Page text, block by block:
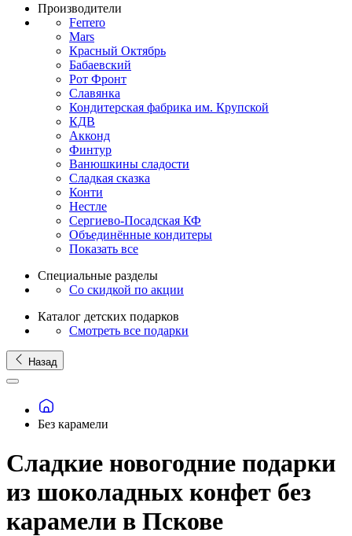
Производители
Ferrero
Mars
Красный Октябрь
Бабаевский
Рот Фронт
Славянка
Кондитерская фабрика им. Крупской
КДВ
Акконд
Финтур
Ванюшкины сладости
Сладкая сказка
Конти
Нестле
Сергиево-Посадская КФ
Объединённые кондитеры
Показать все
Специальные разделы
Со скидкой по акции
Каталог детских подарков
Смотреть все подарки
Назад
Без карамели
Сладкие новогодние подарки
из шоколадных конфет без
карамели в Пскове